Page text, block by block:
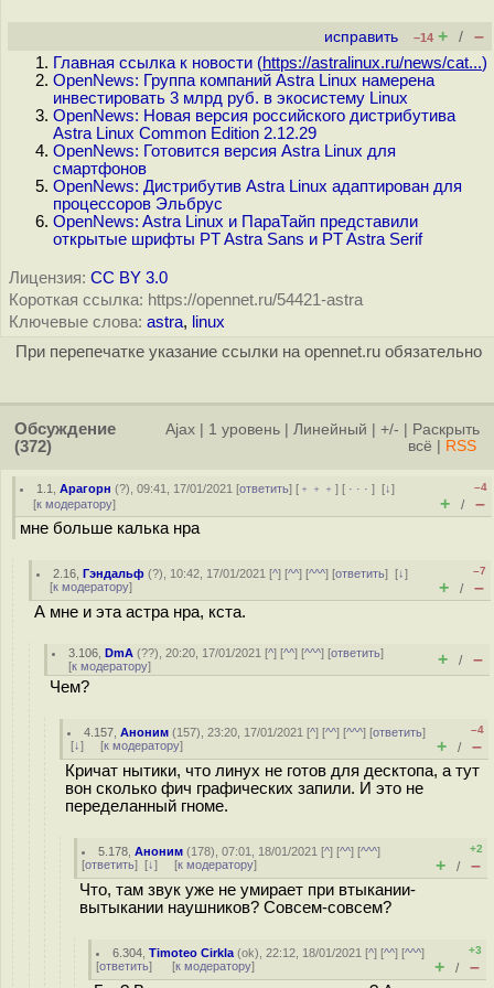
исправить –14 + / –
Главная ссылка к новости (https://astralinux.ru/news/cat...)
OpenNews: Группа компаний Astra Linux намерена
инвестировать 3 млрд руб. в экосистему Linux
OpenNews: Новая версия российского дистрибутива
Astra Linux Common Edition 2.12.29
OpenNews: Готовится версия Astra Linux для
смартфонов
OpenNews: Дистрибутив Astra Linux адаптирован для
процессоров Эльбрус
OpenNews: Astra Linux и ПараТайп представили
открытые шрифты PT Astra Sans и PT Astra Serif
Лицензия: CC BY 3.0
Короткая ссылка: https://opennet.ru/54421-astra
Ключевые слова: astra, linux
При перепечатке указание ссылки на opennet.ru обязательно
Обсуждение
(372)
Ajax 1 уровень Линейный +/-
Раскрыть
всё
RSS
1.1 ,Арагорн (?), 09:41, 17/01/2021 [ответить] [ ﹢﹢﹢] [ · · ·][↓]
[к модератору]
–4
+ / –
мне больше калька нра
2.16 ,Гэндальф (?), 10:42, 17/01/2021 [^] [^^] [^^^] [ответить][↓]
[к модератору]
–7
+ / –
А мне и эта астра нра, кста.
3.106 ,DmA (??), 20:20, 17/01/2021 [^] [^^] [^^^] [ответить]
[к модератору] + / –
Чем?
4.157 ,Аноним (157), 23:20, 17/01/2021 [^] [^^] [^^^] [ответить]
[↓] [к модератору]
–4
+ / –
Кричат нытики, что линух не готов для десктопа, а тут
вон сколько фич графических запили. И это не
переделанный гноме.
5.178 ,Аноним (178), 07:01, 18/01/2021 [^] [^^] [^^^]
[ответить] [↓] [к модератору]
+2
+ / –
Что, там звук уже не умирает при втыкании-
вытыкании наушников? Совсем-совсем?
6.304 ,Timoteo Cirkla (ok), 22:12, 18/01/2021 [^] [^^] [^^^]
[ответить] [к модератору]
+3
+ / –